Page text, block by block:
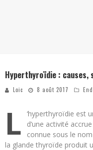
Hyperthyroïdie :
Loic 8 août 2017
L
‘hyperthyroïdie est
d’une activité
connue sous le
la glande thyroïde produit